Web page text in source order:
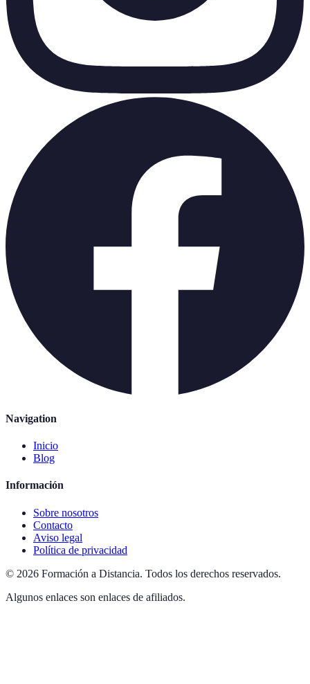
Navigation
Inicio
Blog
Información
Sobre nosotros
Contacto
Aviso legal
Política de privacidad
© 2026 Formación a Distancia. Todos los derechos reservados.
Algunos enlaces son enlaces de afiliados.